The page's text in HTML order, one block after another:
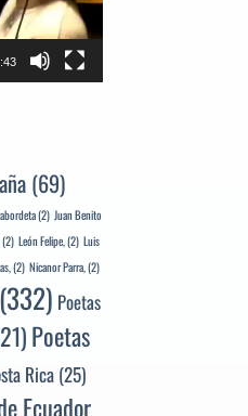
(69)
(2) Juan Benito
(2) León Felipe,(2) Luis
(2) Nicanor Parra,(2)
(332) Poetas
Poetas
Rica(25)
Ecuador